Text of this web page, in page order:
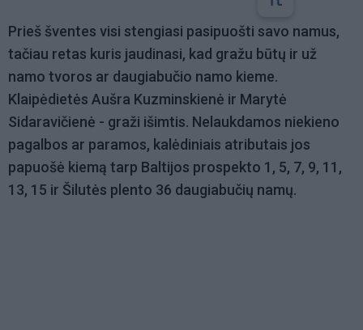
Prieš šventes visi stengiasi pasipuošti savo namus,
tačiau retas kuris jaudinasi, kad gražu būtų ir už
namo tvoros ar daugiabučio namo kieme.
Klaipėdietės Aušra Kuzminskienė ir Marytė
Sidaravičienė - graži išimtis. Nelaukdamos niekieno
pagalbos ar paramos, kalėdiniais atributais jos
papuošė kiemą tarp Baltijos prospekto 1, 5, 7, 9, 11,
13, 15 ir Šilutės plento 36 daugiabučių namų.